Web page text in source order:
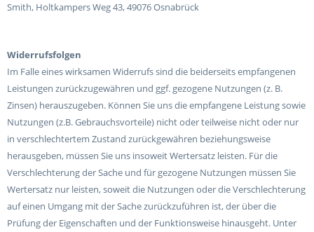
Smith, Holtkampers Weg 43,49076 Osnabrück
Widerrufsfolgen
Im Falle eines wirksamen Widerrufs sind die beiderseits empfangenen
Leistungen zurückzugewähren und ggf. gezogene Nutzungen (z. B.
Zinsen) herauszugeben. Können Sie uns die empfangene Leistung sowie
Nutzungen (z.B. Gebrauchsvorteile) nicht oder teilweise nicht oder nur
in verschlechtertem Zustand zurückgewähren beziehungsweise
herausgeben, müssen Sie uns insoweit Wertersatz leisten. Für die
Verschlechterung der Sache und für gezogene Nutzungen müssen Sie
Wertersatz nur leisten, soweit die Nutzungen oder die Verschlechterung
auf einen Umgang mit der Sache zurückzuführen ist, der über die
Prüfung der Eigenschaften und der Funktionsweise hinausgeht. Unter